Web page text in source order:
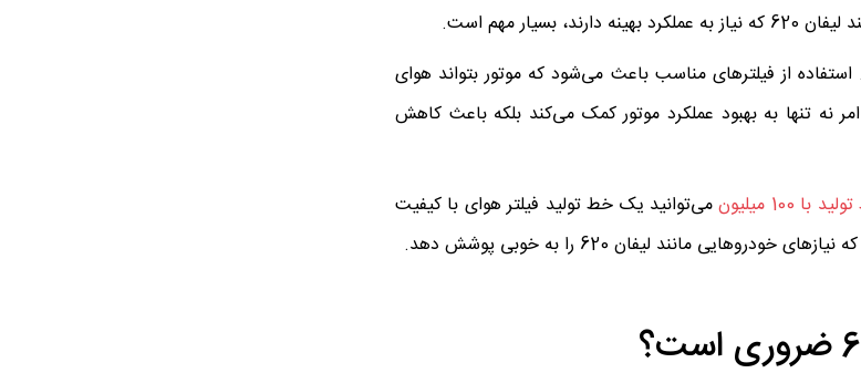
مهم است.
از فیلترهای مناسب باعث می‌شود که موتور بتواند هوای
نه تنها به بهبود عملکرد موتور کمک می‌کند بلکه باعث کاهش
با 100 میلیون
می‌توانید یک خط تولید فیلتر هوای با کیفیت
مانند لیفان 620 را به خوبی پوشش دهد.